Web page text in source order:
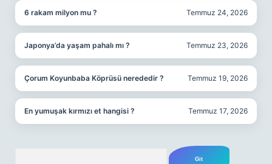
6 rakam milyon mu ? Temmuz 24, 2026
Japonya’da yaşam pahalı mı ? Temmuz 23, 2026
Çorum Koyunbaba Köprüsü nerededir ? Temmuz 19, 2026
En yumuşak kırmızı et hangisi ? Temmuz 17, 2026